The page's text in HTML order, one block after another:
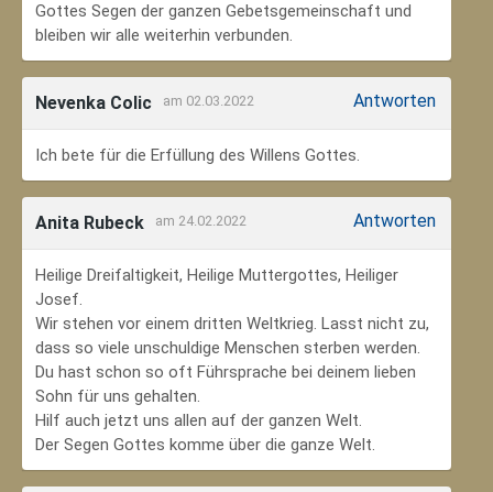
Gottes Segen der ganzen Gebetsgemeinschaft und
bleiben wir alle weiterhin verbunden.
Nevenka Colic am 02.03.2022 Antworten
Ich bete für die Erfüllung des Willens Gottes.
Anita Rubeck am 24.02.2022 Antworten
Heilige Dreifaltigkeit, Heilige Muttergottes, Heiliger
Josef.
Wir stehen vor einem dritten Weltkrieg. Lasst nicht zu,
dass so viele unschuldige Menschen sterben werden.
Du hast schon so oft Führsprache bei deinem lieben
Sohn für uns gehalten.
Hilf auch jetzt uns allen auf der ganzen Welt.
Der Segen Gottes komme über die ganze Welt.